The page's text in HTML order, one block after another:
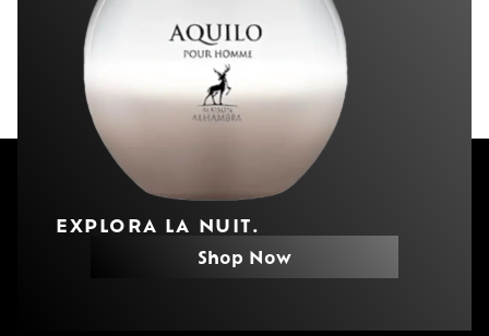
EXPLORA LA NUIT.
Shop Now